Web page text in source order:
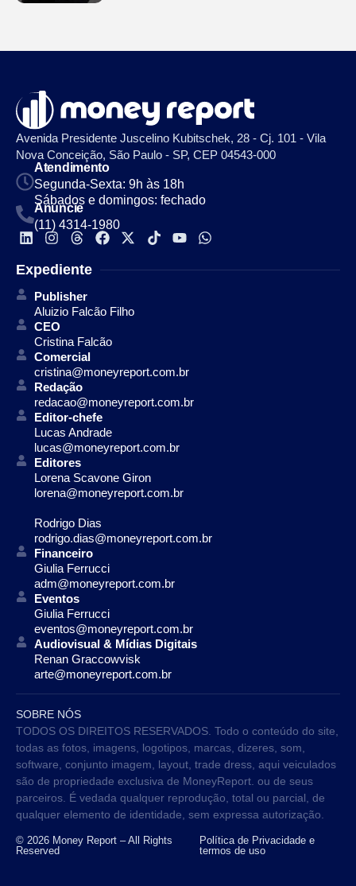
Avenida Presidente Juscelino Kubitschek, 28 - Cj. 101 - Vila
Nova Conceição, São Paulo - SP, CEP 04543-000
Atendimento
Segunda-Sexta: 9h às 18h
Sábados e domingos: fechado
Anuncie
(11) 4314-1980
Expediente
Publisher
Aluizio Falcão Filho
CEO
Cristina Falcão
Comercial
cristina@moneyreport.com.br
Redação
redacao@moneyreport.com.br
Editor-chefe
Lucas Andrade
lucas@moneyreport.com.br
Editores
Lorena Scavone Giron
lorena@moneyreport.com.br
Rodrigo Dias
rodrigo.dias@moneyreport.com.br
Financeiro
Giulia Ferrucci
adm@moneyreport.com.br
Eventos
Giulia Ferrucci
eventos@moneyreport.com.br
Audiovisual & Mídias Digitais
Renan Graccowvisk
arte@moneyreport.com.br
SOBRE NÓS
TODOS OS DIREITOS RESERVADOS. Todo o conteúdo do site,
todas as fotos, imagens, logotipos, marcas, dizeres, som,
software, conjunto imagem, layout, trade dress, aqui veiculados
são de propriedade exclusiva de MoneyReport. ou de seus
parceiros. É vedada qualquer reprodução, total ou parcial, de
qualquer elemento de identidade, sem expressa autorização.
© 2026 Money Report – All Rights
Reserved
Política de Privacidade e
termos de uso